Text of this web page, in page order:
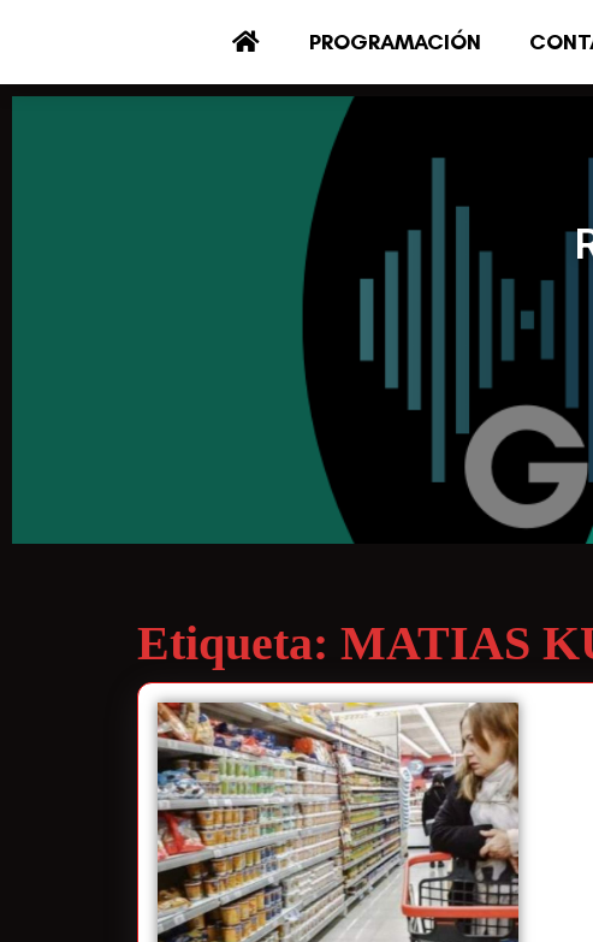
PROGRAMACIÓN
Etiqueta: MATIAS